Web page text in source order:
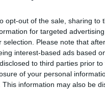
opt-out of the sale, sharing
for targeted
selection. Please note that
interest-based ads based
to third parties prior
of your personal
This information may also be
από το